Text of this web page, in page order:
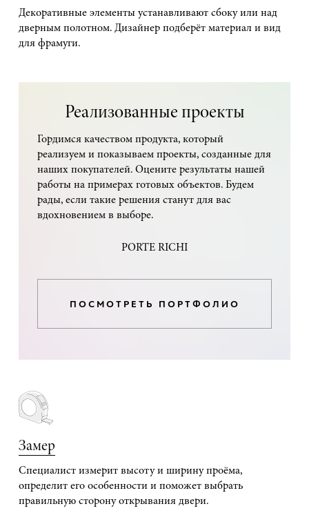
Декоративные элементы устанавливают сбоку или над
дверным полотном. Дизайнер подберёт материал и вид
для фрамуги.
Реализованные проекты
Гордимся качеством продукта, который
реализуем и показываем проекты, созданные для
наших покупателей. Оцените результаты нашей
работы на примерах готовых объектов. Будем
рады, если такие решения станут для вас
вдохновением в выборе.
PORTE RICHI
ПОСМОТРЕТЬ ПОРТФОЛИО
Замер
Специалист измерит высоту и ширину проёма,
определит его особенности и поможет выбрать
правильную сторону открывания двери.